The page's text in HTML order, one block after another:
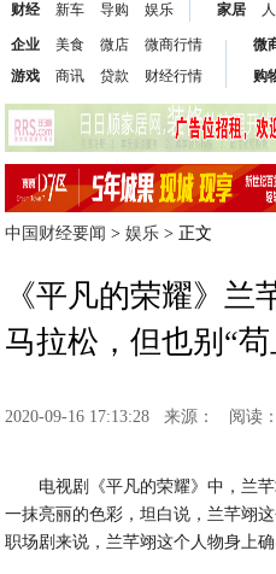
财经
新车
导购
娱乐
家居
企业
游戏
美食
商讯
微店
贷款
微商行情
财经行情
微
购
中国财经要闻 >娱乐 > 正文
《平凡的荣耀》兰
马拉松，但也别“
2020-09-16 17:13:28 来源： 阅读
电视剧《平凡的荣耀》中，兰
一抹亮丽的色彩，坦白说，兰芊翊
职场剧来说，兰芊翊这个人物身上